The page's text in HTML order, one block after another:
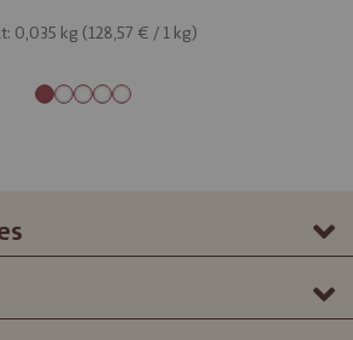
0,035 kg (128,57 € / 1 kg)